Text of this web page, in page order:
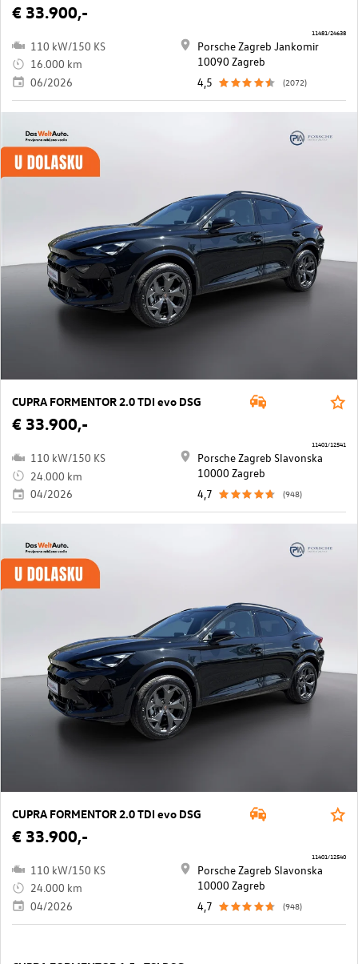
€ 33.900,-
110 kW/150 KS
16.000 km
06/2026
Porsche Zagreb Jankomir
10090 Zagreb
4,5
(2072)
11481/24638
CUPRA FORMENTOR 2.0 TDI evo DSG
€ 33.900,-
110 kW/150 KS
24.000 km
04/2026
Porsche Zagreb Slavonska
10000 Zagreb
4,7
(948)
11401/12541
CUPRA FORMENTOR 2.0 TDI evo DSG
€ 33.900,-
110 kW/150 KS
24.000 km
04/2026
Porsche Zagreb Slavonska
10000 Zagreb
4,7
(948)
11401/12540